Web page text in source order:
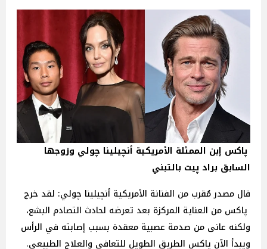
پاكس إبن الممثلة الأمريكية أنچيلينا چولي وزوجها
السابق براد پيت بالتبني
قال مصدر مُقرب من الفنانة الأمريكية أنچيلينا چولي: لقد خرج
پاكس من العناية المركزة بعد تعرضه لحادث التصادم البشع،
ولكنه عانى من صدمة عصبية معقدة بسبب إصابته في الرأس
ويبدأ الآن پاكس الطريق الطويل للتعافي والعلاج الطبيعي.